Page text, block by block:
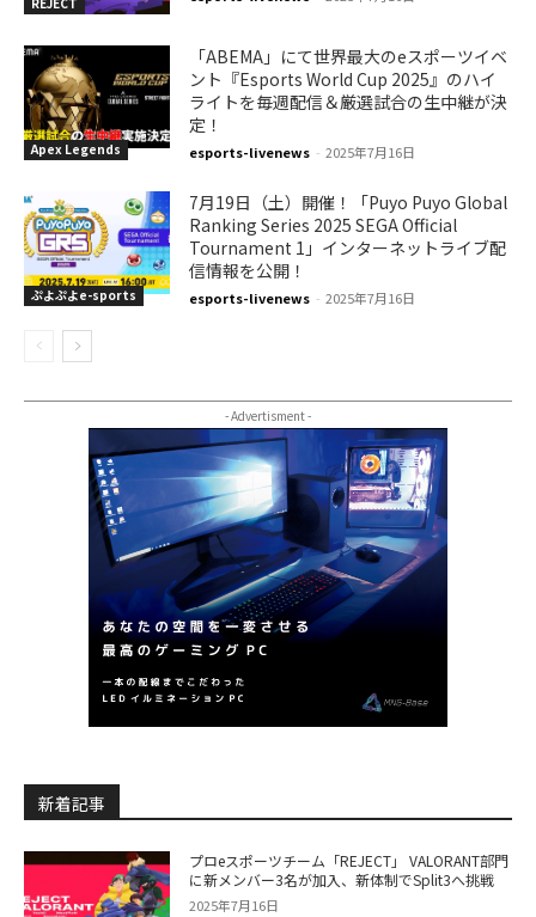
Apex Legends
「ABEMA」にて世界最大のeスポーツイベ
ント『Esports World Cup 2025』のハイ
ライトを毎週配信＆厳選試合の生中継が決
定！
esports-livenews - 2025年7月16日
ぷよぷよe-sports
7月19日（土）開催！「Puyo Puyo Global
Ranking Series 2025 SEGA Official
Tournament 1」インターネットライブ配
信情報を公開！
esports-livenews - 2025年7月16日
- Advertisment -
新着記事
プロeスポーツチーム「REJECT」 VALORANT部門
に新メンバー3名が加入、新体制でSplit3へ挑戦
2025年7月16日